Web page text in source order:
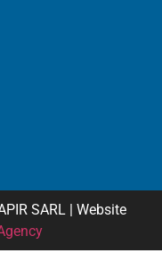
SARL | Website